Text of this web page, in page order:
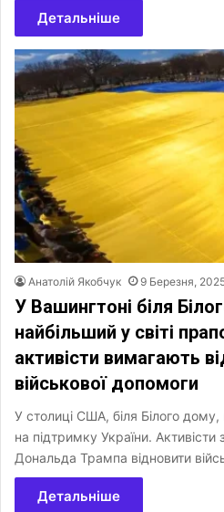
Детальніше
Анатолій Якобчук 9 Березня,
У Вашингтоні біля
найбільший у світі
активісти вимагають
військової допомоги
У столиці США, біля Білого
на підтримку України. Активісти
Дональда Трампа відновити
Детальніше